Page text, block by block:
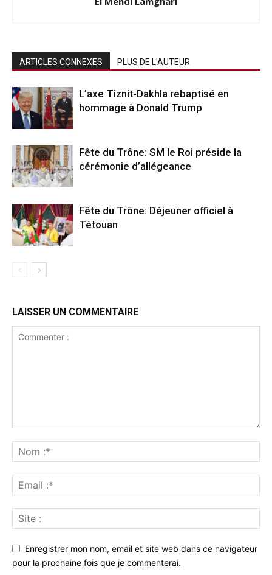
ARTICLES CONNEXES PLUS DE L'AUTEUR
L’axe Tiznit-Dakhla rebaptisé en
hommage à Donald Trump
Fête du Trône: SM le Roi préside la
cérémonie d’allégeance
Fête du Trône: Déjeuner officiel à
Tétouan
LAISSER UN COMMENTAIRE
Enregistrer mon nom, email et site web dans ce navigateur
pour la prochaine fois que je commenterai.